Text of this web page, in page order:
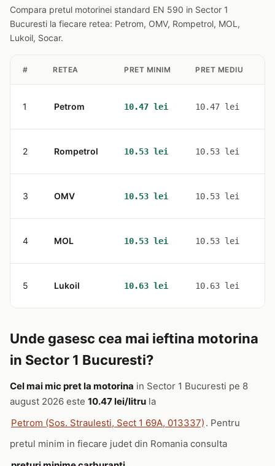
Compara pretul motorinei standard EN 590 in Sector 1
Bucuresti la fiecare retea: Petrom, OMV, Rompetrol, MOL,
Lukoil, Socar.
# RETEA PRET MINIM PRET MEDIU
1 Petrom 10.47 lei 10.47 lei
2 Rompetrol 10.53 lei 10.53 lei
3 OMV 10.53 lei 10.53 lei
4 MOL 10.53 lei 10.53 lei
5 Lukoil 10.63 lei 10.63 lei
Unde gasesc cea mai ieftina motorina
in Sector 1 Bucuresti?
Cel mai mic pret la motorina in Sector 1 Bucuresti pe 8
august 2026 este 10.47 lei/litru la
Petrom (Sos. Straulesti, Sect 1 69A, 013337) . Pentru
pretul minim in fiecare judet din Romania consulta